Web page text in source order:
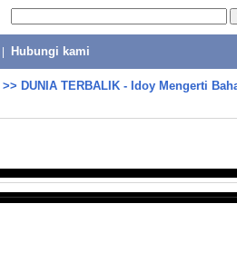
Hubungi kami
>> DUNIA TERBALIK - Idoy Mengerti